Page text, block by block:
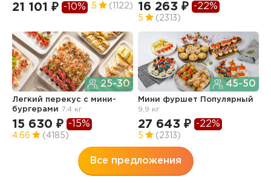
21 101 ₽ -10% 5 (1122) 16 263 ₽ -22%
5 (2313)
25-30
Легкий перекус c мини-
бургерами 7.4 кг
15 630 ₽ -15%
4.66 (4185)
45-50
Мини фуршет Популярный
9.9 кг
27 643 ₽ -22%
5 (2313)
Все предложения